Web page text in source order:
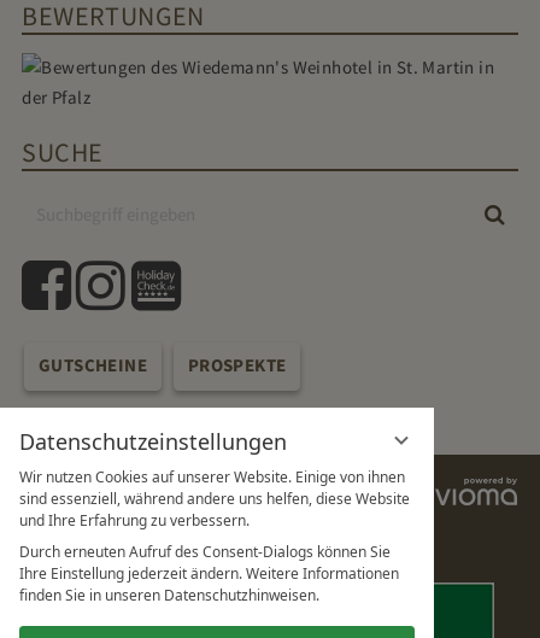
Datenschutzeinstellungen
Wir nutzen Cookies auf unserer Website. Einige von ihnen
sind essenziell, während andere uns helfen, diese Website
und Ihre Erfahrung zu verbessern.
Durch erneuten Aufruf des Consent-Dialogs können Sie
Ihre Einstellung jederzeit ändern. Weitere Informationen
finden Sie in unseren Datenschutzhinweisen.
BEWERTUNGEN
SUCHE
facebookinstagram
GUTSCHEINE PROSPEKTE